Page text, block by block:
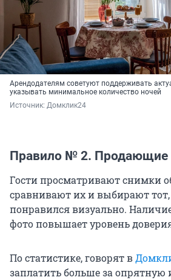
Арендодателям советуют поддерживать
указывать минимальное количество ночей
Источник: Домклик24
Правило № 2. Продающие
Гости просматривают снимки
сравнивают их и выбирают
понравился визуально.
фото повышает уровень
По статистике, говорят в
заплатить больше за